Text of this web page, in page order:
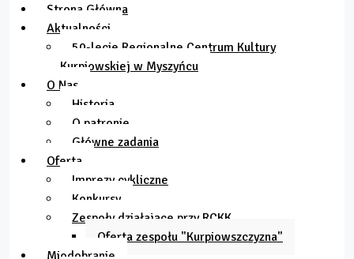
Strona Główna
Aktualności
50-lecie Regionalne Centrum Kultury
Kurpiowskiej w Myszyńcu
O Nas
Historia
O patronie
Główne zadania
Oferta
Imprezy cykliczne
Konkursy
Zespoły działające przy RCKK
Oferta zespołu "Kurpiowszczyzna"
Miodobranie